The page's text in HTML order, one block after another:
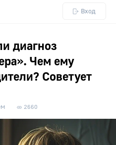
Вход
диагноз
Чем ему
Советует
2660